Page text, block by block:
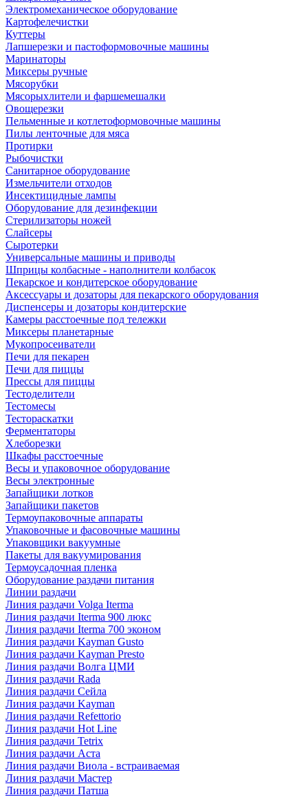
Электромеханическое оборудование
Картофелечистки
Куттеры
Лапшерезки и пастоформовочные машины
Маринаторы
Миксеры ручные
Мясорубки
Мясорыхлители и фаршемешалки
Овощерезки
Пельменные и котлетоформовочные машины
Пилы ленточные для мяса
Протирки
Рыбочистки
Санитарное оборудование
Измельчители отходов
Инсектицидные лампы
Оборудование для дезинфекции
Стерилизаторы ножей
Слайсеры
Сыротерки
Универсальные машины и приводы
Шприцы колбасные - наполнители колбасок
Пекарское и кондитерское оборудование
Аксессуары и дозаторы для пекарского оборудования
Диспенсеры и дозаторы кондитерские
Камеры расстоечные под тележки
Миксеры планетарные
Мукопросеиватели
Печи для пекарен
Печи для пиццы
Прессы для пиццы
Тестоделители
Тестомесы
Тестораскатки
Ферментаторы
Хлеборезки
Шкафы расстоечные
Весы и упаковочное оборудование
Весы электронные
Запайщики лотков
Запайщики пакетов
Термоупаковочные аппараты
Упаковочные и фасовочные машины
Упаковщики вакуумные
Пакеты для вакуумирования
Термоусадочная пленка
Оборудование раздачи питания
Линии раздачи
Линия раздачи Volga Iterma
Линия раздачи Iterma 900 люкс
Линия раздачи Iterma 700 эконом
Линия раздачи Kayman Gusto
Линия раздачи Kayman Presto
Линия раздачи Волга ЦМИ
Линия раздачи Rada
Линия раздачи Сейла
Линия раздачи Kayman
Линия раздачи Refettorio
Линия раздачи Hot Line
Линия раздачи Tetrix
Линия раздачи Аста
Линия раздачи Виола - встраиваемая
Линия раздачи Мастер
Линия раздачи Патша